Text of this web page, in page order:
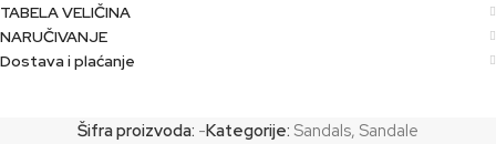
TABELA VELIČINA
NARUČIVANJE
Dostava i plaćanje
Šifra proizvoda: -Kategorije: Sandals, Sandale